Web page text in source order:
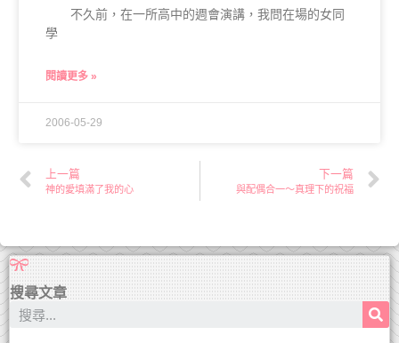
不久前，在一所高中的週會演講，我問在場的女同
學
閱讀更多 »
2006-05-29
上一篇
神的愛填滿了我的心
下一篇
與配偶合一～真理下的祝福
搜尋文章